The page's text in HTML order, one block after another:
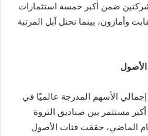
بقاء الشركتين ضمن أكبر خمسة استثمارات
وأمازون، بينما تحتل آبل المرتبة
نحو 1.5% من إجمالي الأسهم المدرجة عالميًا في
يجعله أكبر مستثمر بين صناديق الثروة
الماضي، حققت فئات الأصول